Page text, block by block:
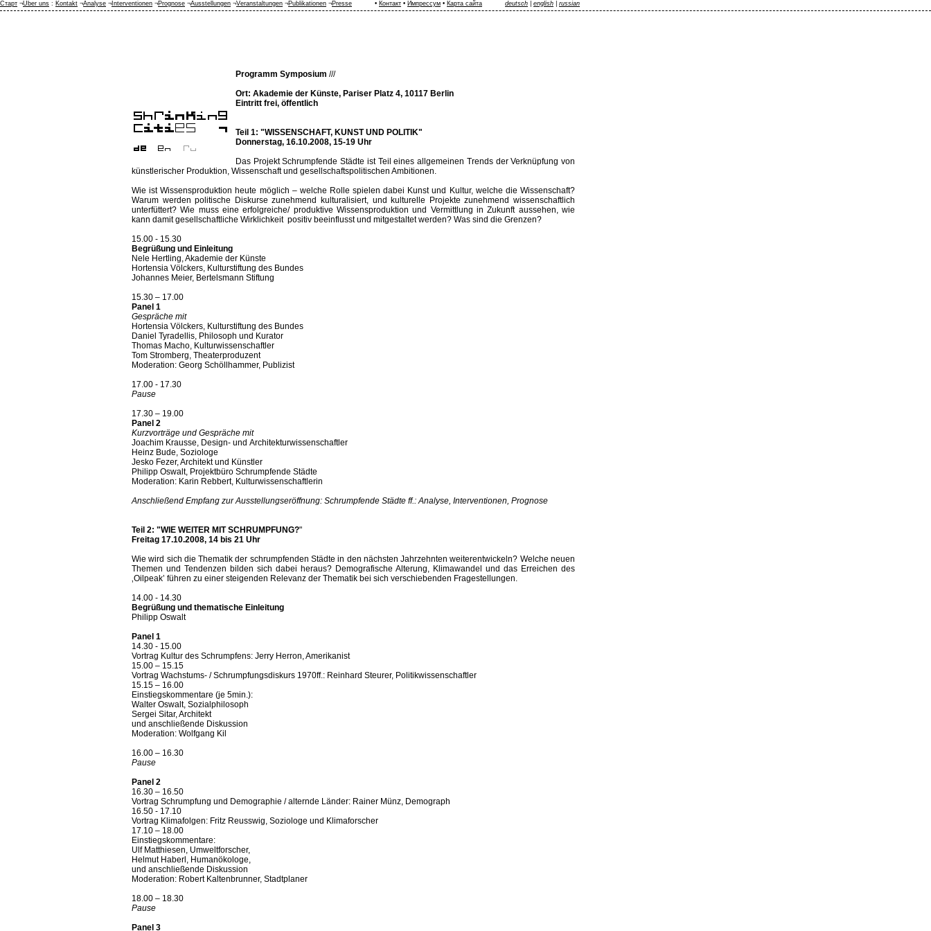
Programm Symposium ///
Ort: Akademie der Künste, Pariser Platz 4, 10117 Berlin
Eintritt frei, öffentlich
Teil 1: "WISSENSCHAFT, KUNST UND POLITIK"
Donnerstag, 16.10.2008, 15-19 Uhr
Das Projekt Schrumpfende Städte ist Teil eines allgemeinen Trends der Verknüpfung von
künstlerischer Produktion, Wissenschaft und gesellschaftspolitischen Ambitionen.
Wie ist Wissensproduktion heute möglich – welche Rolle spielen dabei Kunst und Kultur, welche die Wissenschaft?
Warum werden politische Diskurse zunehmend kulturalisiert, und kulturelle Projekte zunehmend wissenschaftlich
unterfüttert? Wie muss eine erfolgreiche/ produktive Wissensproduktion und Vermittlung in Zukunft aussehen, wie
kann damit gesellschaftliche Wirklichkeit positiv beeinflusst und mitgestaltet werden? Was sind die Grenzen?
15.00 - 15.30
Begrüßung und Einleitung
Nele Hertling, Akademie der Künste
Hortensia Völckers, Kulturstiftung des Bundes
Johannes Meier, Bertelsmann Stiftung
15.30 – 17.00
Panel 1
Gespräche mit
Hortensia Völckers, Kulturstiftung des Bundes
Daniel Tyradellis, Philosoph und Kurator
Thomas Macho, Kulturwissenschaftler
Tom Stromberg, Theaterproduzent
Moderation: Georg Schöllhammer, Publizist
17.00 - 17.30
Pause
17.30 – 19.00
Panel 2
Kurzvorträge und Gespräche mit
Joachim Krausse, Design- und Architekturwissenschaftler
Heinz Bude, Soziologe
Jesko Fezer, Architekt und Künstler
Philipp Oswalt, Projektbüro Schrumpfende Städte
Moderation: Karin Rebbert, Kulturwissenschaftlerin
Anschließend Empfang zur Ausstellungseröffnung: Schrumpfende Städte ff.: Analyse, Interventionen, Prognose
Teil 2: "WIE WEITER MIT SCHRUMPFUNG?"
Freitag 17.10.2008, 14 bis 21 Uhr
Wie wird sich die Thematik der schrumpfenden Städte in den nächsten Jahrzehnten weiterentwickeln? Welche neuen
Themen und Tendenzen bilden sich dabei heraus? Demografische Alterung, Klimawandel und das Erreichen des
‚Oilpeak’ führen zu einer steigenden Relevanz der Thematik bei sich verschiebenden Fragestellungen.
14.00 - 14.30
Begrüßung und thematische Einleitung
Philipp Oswalt
Panel 1
14.30 - 15.00
Vortrag Kultur des Schrumpfens: Jerry Herron, Amerikanist
15.00 – 15.15
Vortrag Wachstums- / Schrumpfungsdiskurs 1970ff.: Reinhard Steurer, Politikwissenschaftler
15.15 – 16.00
Einstiegskommentare (je 5min.):
Walter Oswalt, Sozialphilosoph
Sergei Sitar, Architekt
und anschließende Diskussion
Moderation: Wolfgang Kil
16.00 – 16.30
Pause
Panel 2
16.30 – 16.50
Vortrag Schrumpfung und Demographie / alternde Länder: Rainer Münz, Demograph
16.50 - 17.10
Vortrag Klimafolgen: Fritz Reusswig, Soziologe und Klimaforscher
17.10 – 18.00
Einstiegskommentare:
Ulf Matthiesen, Umweltforscher,
Helmut Haberl, Humanökologe,
und anschließende Diskussion
Moderation: Robert Kaltenbrunner, Stadtplaner
18.00 – 18.30
Pause
Panel 3
Старт ¬Über uns : Kontakt ¬Analyse ¬ Interventionen ¬Prognose ¬Ausstellungen ¬Veranstaltungen ¬Publikationen ¬Presse • Контакт • Импрессум • Карта сайта deutsch english russian